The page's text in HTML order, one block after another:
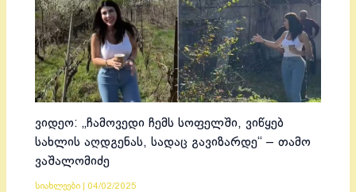
ვიდეო: „ჩამოვედი ჩემს სოფელში, ვიწყებ
სახლის აღდგენას, სადაც გავიზარდე“ – თამო
ვაშალომიძე
სიახლეები 04/02/2025